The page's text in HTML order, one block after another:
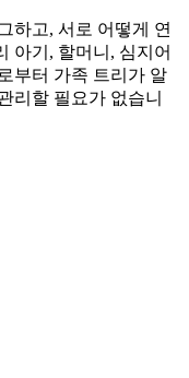
하고, 서로 어떻게 연
아기, 할머니, 심지어
부터 가족 트리가 알
리할 필요가 없습니